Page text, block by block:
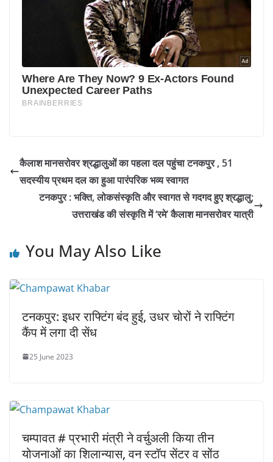
कैलाश मानसरोवर श्रद्धालुओं का पहला दल पहुंचा टनकपुर , 51
सदस्यीय प्रथम दल का हुआ पारंपरिक भव्य स्वागत
टनकपुर : भक्ति, लोकसंस्कृति और स्वागत से गदगद हुए श्रद्धालु;
उत्तराखंड की संस्कृति में ‘रमे’ कैलाश मानसरोवर यात्री
You May Also Like
टनकपुर: इधर राफ्टिंग बंद हुई, उधर चोरों ने राफ्टिंग
कैंप में लगा दी सेंध
25 June 2023
चम्पावत # प्रभारी मंत्री ने वर्चुअली किया तीन
योजनाओं का शिलान्यास, वन स्टॉप सेंटर व सोंठ